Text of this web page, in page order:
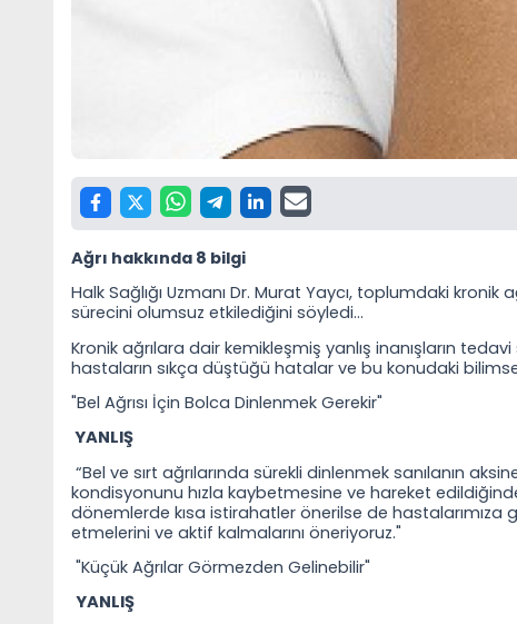
Ağrı hakkında 8 bilgi
Halk Sağlığı Uzmanı Dr. Murat Yaycı, toplumdaki kronik
sürecini olumsuz etkilediğini söyledi…
Kronik ağrılara dair kemikleşmiş yanlış inanışların
hastaların sıkça düştüğü hatalar ve bu konudaki
"Bel Ağrısı İçin Bolca Dinlenmek Gerekir"
YANLIŞ
“Bel ve sırt ağrılarında sürekli dinlenmek sanılanın
kondisyonunu hızla kaybetmesine ve hareket
dönemlerde kısa istirahatler önerilse de
etmelerini ve aktif kalmalarını öneriyoruz."
"Küçük Ağrılar Görmezden Gelinebilir"
YANLIŞ